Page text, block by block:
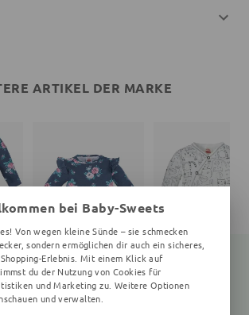
ARTIKEL DER MARKE
Bodykleid
bei Baby-Sweets
Von wegen kleine Sünde – sie schmecken
sondern ermöglichen dir auch ein sicheres,
Erlebnis. Mit einem Klick auf
du der Nutzung von Cookies für
und Marketing zu. Weitere Optionen
und verwalten.